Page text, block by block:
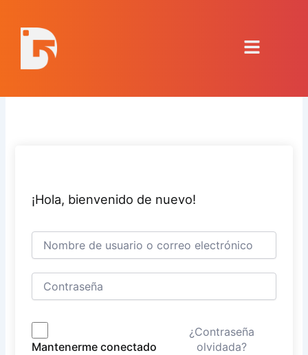
contenido
Menú
¡Hola, bienvenido de nuevo!
Mantenerme conectado
¿Contraseña
olvidada?